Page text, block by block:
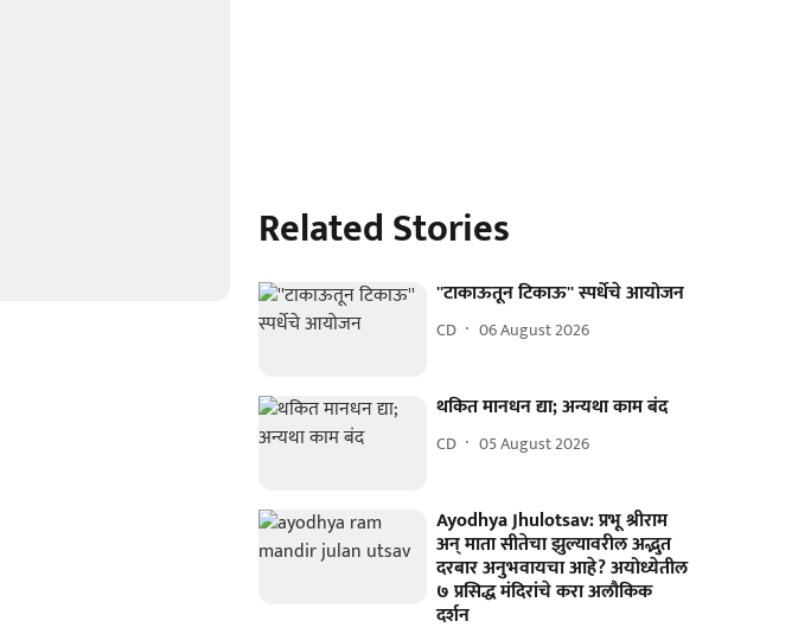
Related Stories
''टाकाऊतून टिकाऊ'' स्पर्धेचे आयोजन
CD 06 August 2026
थकित मानधन द्या; अन्यथा काम बंद
CD 05 August 2026
Ayodhya Jhulotsav: प्रभू श्रीराम
अन् माता सीतेचा झुल्यावरील अद्भुत
दरबार अनुभवायचा आहे? अयोध्येतील
७ प्रसिद्ध मंदिरांचे करा अलौकिक
दर्शन